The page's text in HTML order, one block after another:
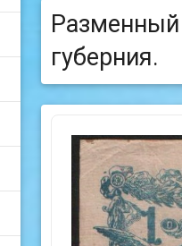
Разменный
губерния.